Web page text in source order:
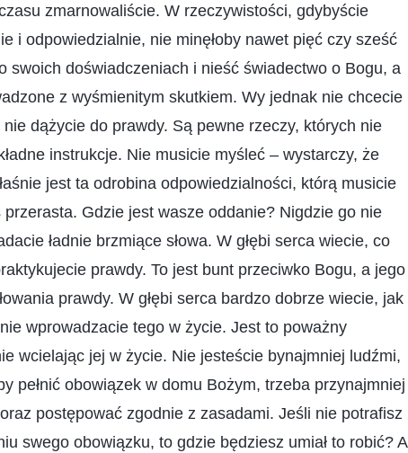
zmarnowaliście. W rzeczywistości, gdybyście
i odpowiedzialnie, nie minęłoby nawet pięć czy sześć
swoich doświadczeniach i nieść świadectwo o Bogu, a
z wyśmienitym skutkiem. Wy jednak nie chcecie
dążycie do prawdy. Są pewne rzeczy, których nie
instrukcje. Nie musicie myśleć – wystarczy, że
jest ta odrobina odpowiedzialności, którą musicie
Gdzie jest wasze oddanie? Nigdzie go nie
ładnie brzmiące słowa. W głębi serca wiecie, co
prawdy. To jest bunt przeciwko Bogu, a jego
prawdy. W głębi serca bardzo dobrze wiecie, jak
wprowadzacie tego w życie. Jest to poważny
wcielając jej w życie. Nie jesteście bynajmniej ludźmi,
pełnić obowiązek w domu Bożym, trzeba przynajmniej
postępować zgodnie z zasadami. Jeśli nie potrafisz
swego obowiązku, to gdzie będziesz umiał to robić? A